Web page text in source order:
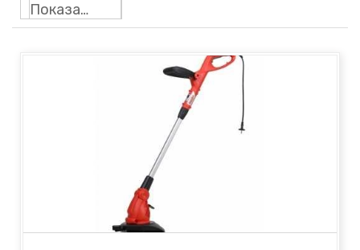
Показать: 24